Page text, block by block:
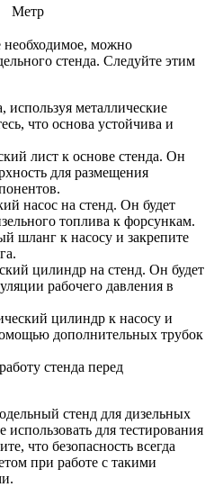
Метр
необходимое, можно
стенда. Следуйте этим
используя металлические
что основа устойчива и
лист к основе стенда. Он
для размещения
насос на стенд. Он будет
топлива к форсункам.
шланг к насосу и закрепите
цилиндр на стенд. Он будет
рабочего давления в
цилиндр к насосу и
дополнительных трубок
стенда перед
стенд для дизельных
для тестирования
что безопасность всегда
при работе с такими